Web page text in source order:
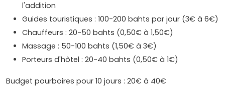
l'addition
Guides touristiques : 100-200 bahts par jour (3€ à 6€)
Chauffeurs : 20-50 bahts (0,50€ à 1,50€)
Massage : 50-100 bahts (1,50€ à 3€)
Porteurs d'hôtel : 20-40 bahts (0,50€ à 1€)
Budget pourboires pour 10 jours : 20€ à 40€